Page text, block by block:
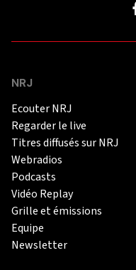
NRJ
Ecouter NRJ
Regarder le live
Titres diffusés sur NRJ
Webradios
Podcasts
Vidéo Replay
Grille et émissions
Equipe
Newsletter